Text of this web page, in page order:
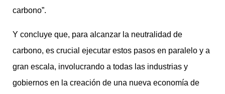
carbono”.
Y concluye que, para alcanzar la neutralidad de
carbono, es crucial ejecutar estos pasos en paralelo y a
gran escala, involucrando a todas las industrias y
gobiernos en la creación de una nueva economía de